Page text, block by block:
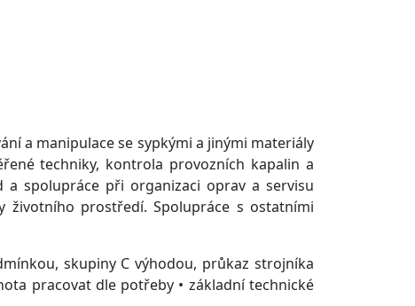
a manipulace se sypkými a jinými materiály
techniky, kontrola provozních kapalin a
a spolupráce při organizaci oprav a servisu
životního prostředí. Spolupráce s ostatními
skupiny C výhodou, průkaz strojníka
pracovat dle potřeby • základní technické